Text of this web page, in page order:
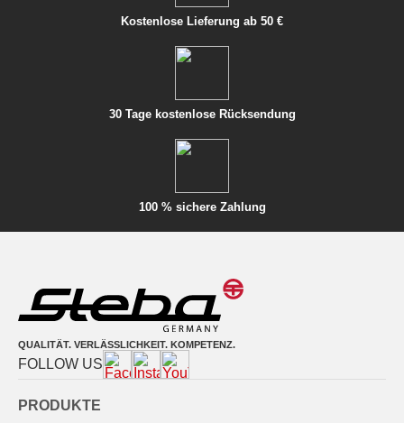
Kostenlose Lieferung ab 50 €
30 Tage kostenlose Rücksendung
100 % sichere Zahlung
QUALITÄT. VERLÄSSLICHKEIT. KOMPETENZ.
FOLLOW US
PRODUKTE